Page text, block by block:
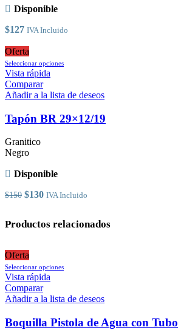
de
Disponible
$127 IVA Incluido
Oferta
Seleccionar opcionesEste
múltiples
Las
opciones
página
Vista rápida
Comparar
Añadir a la lista de deseos
Tapón BR 29×12/19
Granitico
Negro
Disponible
$150 El
era:
$130El
es:
IVA Incluido
Productos relacionados
Oferta
Seleccionar opcionesEste
múltiples
Las
Vista rápida
Comparar
Añadir a la lista de deseos
Boquilla Pistola de Agua con Tubo